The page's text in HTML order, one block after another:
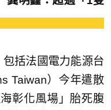
括法國電力能源台
Taiwan）今年遣散
彰化風場」胎死腹